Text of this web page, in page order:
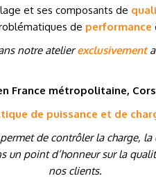
et ses composants de
de performance
notre atelierexclusivement
France métropolitaine,
de puissance et de
de contrôler la charge,
point d’honneur sur la
nos clients.